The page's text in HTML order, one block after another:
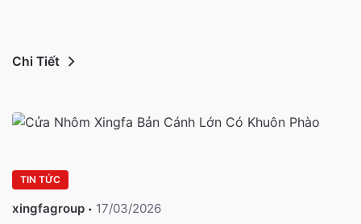
Chi Tiết
TIN TỨC
xingfagroup 17/03/2026